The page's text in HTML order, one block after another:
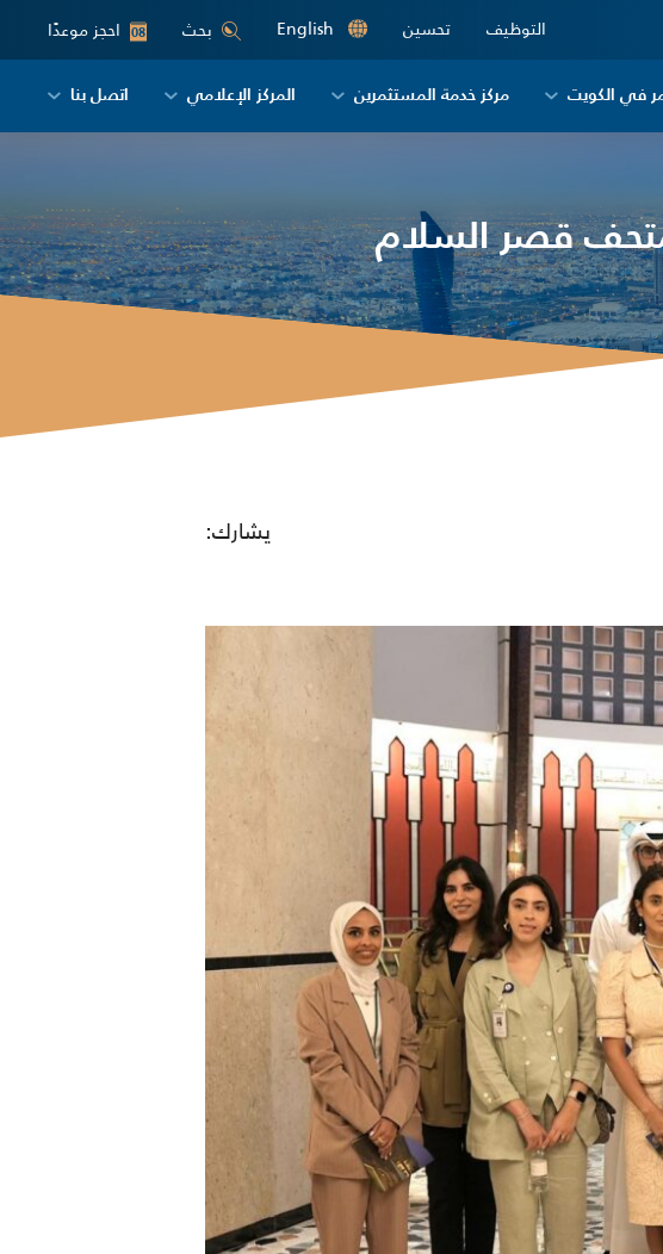
التوظيف تحسين English بحث 08 احجز موعدًا
في الكويت مركز خدمة المستثمرين المركز الإعلامي اتصل بنا
قصر السلام
يشارك: